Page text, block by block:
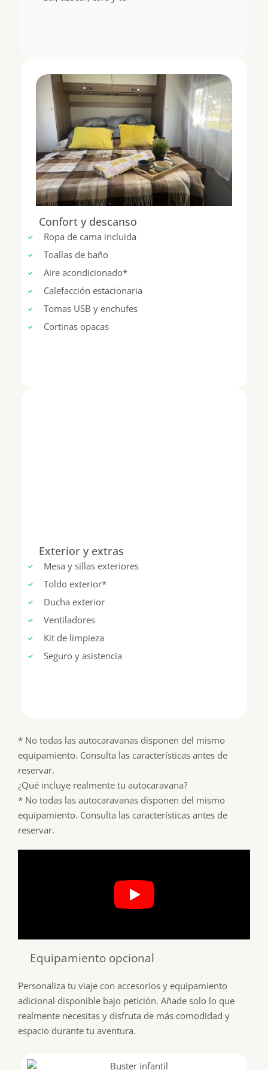
Confort y descanso
Ropa de cama incluida
Toallas de baño
Aire acondicionado*
Calefacción estacionaria
Tomas USB y enchufes
Cortinas opacas
Exterior y extras
Mesa y sillas exteriores
Toldo exterior*
Ducha exterior
Ventiladores
Kit de limpieza
Seguro y asistencia
* No todas las autocaravanas disponen del mismo
equipamiento. Consulta las características antes de
reservar.
¿Qué incluye realmente tu autocaravana?
* No todas las autocaravanas disponen del mismo
equipamiento. Consulta las características antes de
reservar.
Equipamiento opcional
Personaliza tu viaje con accesorios y equipamiento
adicional disponible bajo petición. Añade solo lo que
realmente necesitas y disfruta de más comodidad y
espacio durante tu aventura.